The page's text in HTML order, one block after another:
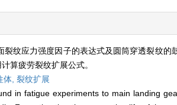
裂纹应力强度因子的表达式及圆筒穿透裂纹
算疲劳裂纹扩展公式。
体, 裂纹扩展
in fatigue experiments to main landing